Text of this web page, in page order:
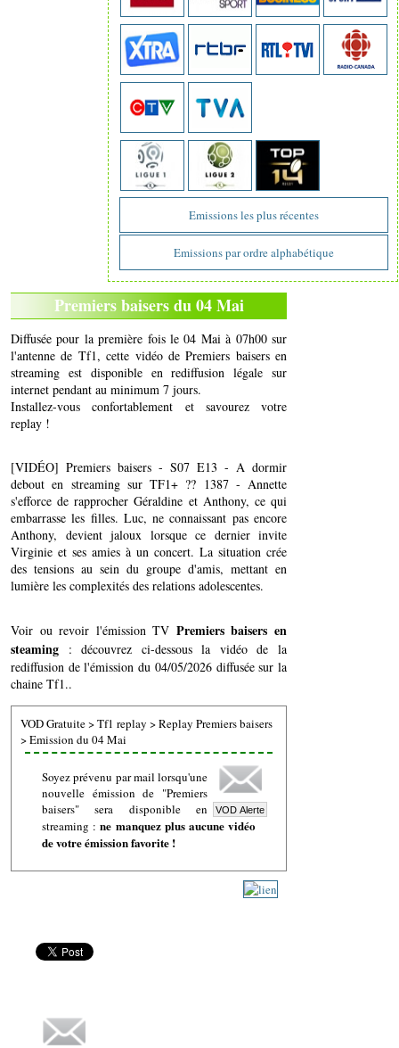
Emissions les plus récentes
Emissions par ordre alphabétique
Premiers baisers du 04 Mai
Diffusée pour la première fois le 04 Mai à 07h00 sur
l'antenne de Tf1, cette vidéo de Premiers baisers en
streaming est disponible en rediffusion légale sur
internet pendant au minimum 7 jours.
Installez-vous confortablement et savourez votre
replay !
[VIDÉO] Premiers baisers - S07 E13 - A dormir
debout en streaming sur TF1+ ?? 1387 - Annette
s'efforce de rapprocher Géraldine et Anthony, ce qui
embarrasse les filles. Luc, ne connaissant pas encore
Anthony, devient jaloux lorsque ce dernier invite
Virginie et ses amies à un concert. La situation crée
des tensions au sein du groupe d'amis, mettant en
lumière les complexités des relations adolescentes.
Voir ou revoir l'émission TV Premiers baisers en
steaming : découvrez ci-dessous la vidéo de la
rediffusion de l'émission du 04/05/2026 diffusée sur la
chaine Tf1..
VOD Gratuite>Tf1 replay >Replay Premiers baisers
>Emission du 04 Mai
Soyez prévenu par mail lorsqu'une
nouvelle émission de "Premiers
baisers" sera disponible en
streaming :ne manquez plus aucune vidéo
de votre émission favorite !